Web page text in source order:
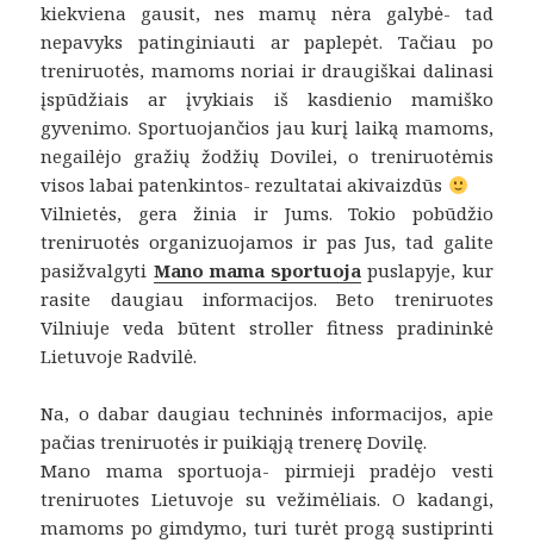
kiekviena gausit, nes mamų nėra galybė- tad
nepavyks patinginiauti ar paplepėt. Tačiau po
treniruotės, mamoms noriai ir draugiškai dalinasi
įspūdžiais ar įvykiais iš kasdienio mamiško
gyvenimo. Sportuojančios jau kurį laiką mamoms,
negailėjo gražių žodžių Dovilei, o treniruotėmis
visos labai patenkintos- rezultatai akivaizdūs
Vilnietės, gera žinia ir Jums. Tokio pobūdžio
treniruotės organizuojamos ir pas Jus, tad galite
pasižvalgyti Mano mama sportuoja puslapyje, kur
rasite daugiau informacijos. Beto treniruotes
Vilniuje veda būtent stroller fitness pradininkė
Lietuvoje Radvilė.
Na, o dabar daugiau techninės informacijos, apie
pačias treniruotės ir puikiąją trenerę Dovilę.
Mano mama sportuoja- pirmieji pradėjo vesti
treniruotes Lietuvoje su vežimėliais. O kadangi,
mamoms po gimdymo, turi turėt progą sustiprinti